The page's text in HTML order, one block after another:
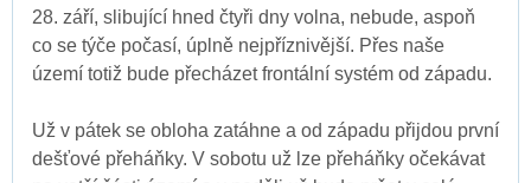
28. září, slibující hned čtyři dny volna, nebude, aspoň
co se týče počasí, úplně nejpříznivější. Přes naše
území totiž bude přecházet frontální systém od západu.
Už v pátek se obloha zatáhne a od západu přijdou první
dešťové přeháňky. V sobotu už lze přeháňky očekávat